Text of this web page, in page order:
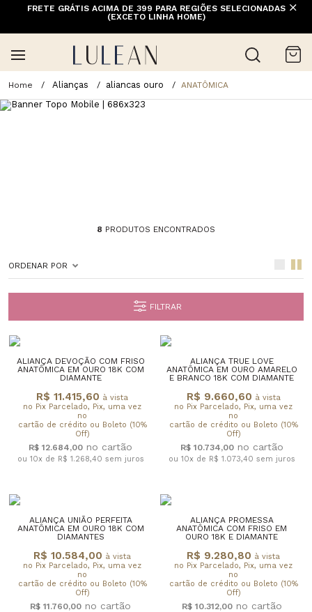
FRETE GRÁTIS ACIMA DE 399 PARA REGIÕES SELECIONADAS
(EXCETO LINHA HOME)
Alianças aliancas ouro ANATÔMICA
8 PRODUTOS ENCONTRADOS
ORDENAR POR
FILTRAR
ALIANÇA DEVOÇÃO COM FRISO
ANATÔMICA EM OURO 18K COM
DIAMANTE
R$ 11.415,60 à vista
no Pix Parcelado, Pix, uma vez
no
cartão de crédito ou Boleto (10%
Off)
R$ 12.684,00
ou 10x de R$ 1.268,40 sem juros
ALIANÇA TRUE LOVE
ANATÔMICA EM OURO AMARELO
E BRANCO 18K COM DIAMANTE
R$ 9.660,60 à vista
no Pix Parcelado, Pix, uma vez
no
cartão de crédito ou Boleto (10%
Off)
R$ 10.734,00
ou 10x de R$ 1.073,40 sem juros
ALIANÇA UNIÃO PERFEITA
ANATÔMICA EM OURO 18K COM
DIAMANTES
R$ 10.584,00 à vista
no Pix Parcelado, Pix, uma vez
no
cartão de crédito ou Boleto (10%
Off)
R$ 11.760,00
ALIANÇA PROMESSA
ANATÔMICA COM FRISO EM
OURO 18K E DIAMANTE
R$ 9.280,80 à vista
no Pix Parcelado, Pix, uma vez
no
cartão de crédito ou Boleto (10%
Off)
R$ 10.312,00